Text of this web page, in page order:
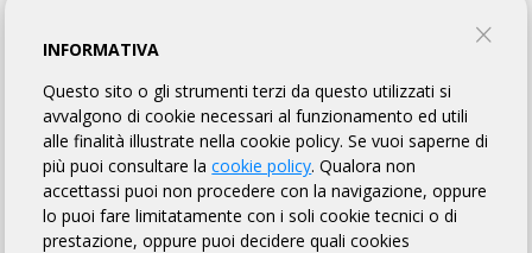
MODALITÀ DI PAGAMENTO
NON si ACCETTANO ciclistinon tesserati
ISTRUZIONI PER ISCRIZIONI ONLINE
INFORMATIVA
Questo sito o gli strumenti terzi da questo utilizzati si
avvalgono di cookie necessari al funzionamento ed utili
alle finalità illustrate nella cookie policy. Se vuoi saperne di
più puoi consultare lacookie policy. Qualora non
accettassi puoi non procedere con la navigazione, oppure
lo puoi fare limitatamente con i soli cookie tecnici o di
prestazione, oppure puoi decidere quali cookies